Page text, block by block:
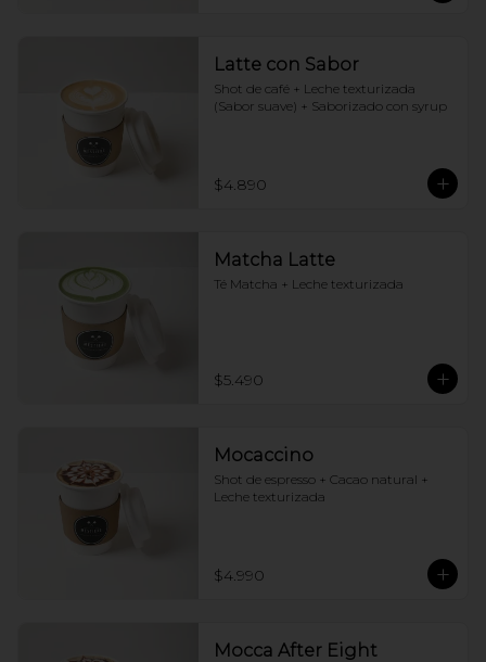
Latte con Sabor
Shot de café + Leche texturizada
(Sabor suave) + Saborizado con syrup
$4.890
Matcha Latte
Té Matcha + Leche texturizada
$5.490
Mocaccino
Shot de espresso + Cacao natural +
Leche texturizada
$4.990
Mocca After Eight